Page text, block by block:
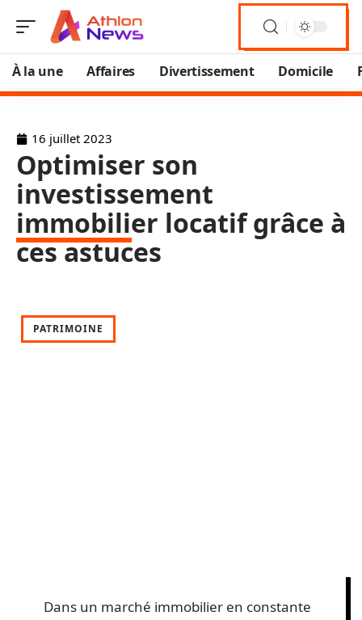
À la une Affaires Divertissement Domicile
16 juillet 2023
Optimiser son
investissement
immobilier locatif grâce à
ces astuces
PATRIMOINE
Dans un marché immobilier en constante